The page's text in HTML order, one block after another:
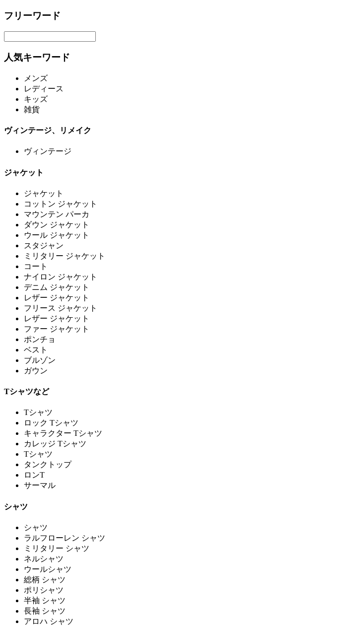
フリーワード
人気キーワード
メンズ
レディース
キッズ
雑貨
ヴィンテージ、リメイク
ヴィンテージ
ジャケット
ジャケット
コットン ジャケット
マウンテン パーカ
ダウン ジャケット
ウール ジャケット
スタジャン
ミリタリー ジャケット
コート
ナイロン ジャケット
デニム ジャケット
レザー ジャケット
フリース ジャケット
レザー ジャケット
ファー ジャケット
ポンチョ
ベスト
ブルゾン
ガウン
Tシャツなど
Tシャツ
ロック Tシャツ
キャラクター Tシャツ
カレッジ Tシャツ
Tシャツ
タンクトップ
ロンT
サーマル
シャツ
シャツ
ラルフローレン シャツ
ミリタリー シャツ
ネルシャツ
ウールシャツ
総柄 シャツ
ポリシャツ
半袖 シャツ
長袖 シャツ
アロハ シャツ